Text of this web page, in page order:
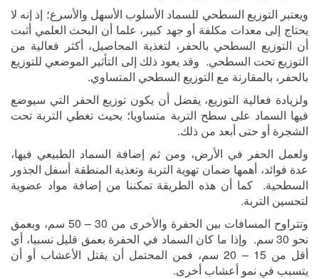
ويعتبر التوزيع السطحي للسماد الأسلوب الأسهل والأسرع؛ إذ إنه لا
يحتاج إلى معدات مكلفة أو جهد كبير، علما أن البحث العلمي أثبت
أن التوزيع السطحي بالحفر، لتغذية المحاصيل، أكثر فعالية من
التوزيع تحت السطحي. وقد يعود ذلك إلى التأثير الموضعي للتوزيع
بالحفر، بالمقارنة مع التوزيع السطحي المتساوي.
ولزيادة فعالية التوزيع، يفضل أن يكون توزيع الحفر التي سيوضع
فيها السماد على سطح التربة متساويا؛ بحيث تغطي التربة تحت
الشجرة أو حتى أبعد من ذلك.
ولعمل الحفر في الأرض، ومن ثم إضافة السماد الطبيعي فيها،
عدة فوائد، أهمها ضمان تهوية التربة وتغذية المنطقة أسفل الجذور
السطحية. كما أن هذه الطريقة تمكننا من إضافة مواد عضوية
لتحسين التربة.
وتتراوح المسافات بين الحفرة والأخرى من 30 – 50 سم، وبعمق
نحو 30 سم. وإذا ما كان السماد في الحفرة بعمق قليل نسبيا، أي
أقل من 15 – 20 سم، فمن المحتمل أن يقتل الأعشاب أو أن
يتسبب في نمو أعشاب أخرى.